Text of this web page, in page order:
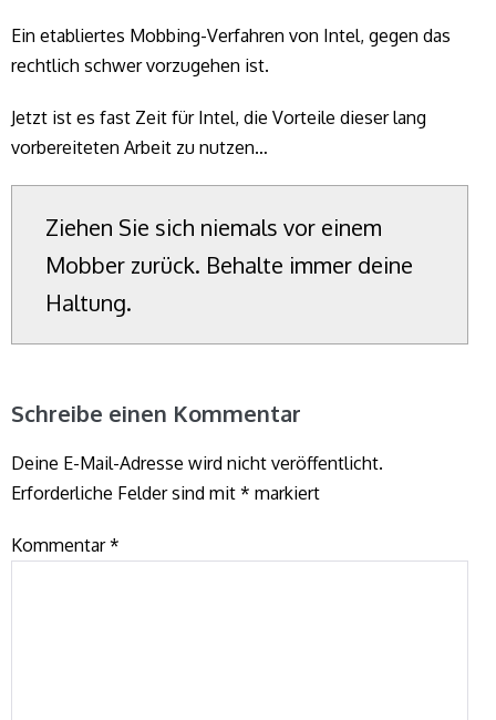
Ein etabliertes Mobbing-Verfahren von Intel, gegen das
rechtlich schwer vorzugehen ist.
Jetzt ist es fast Zeit für Intel, die Vorteile dieser lang
vorbereiteten Arbeit zu nutzen…
Ziehen Sie sich niemals vor einem
Mobber zurück. Behalte immer deine
Haltung.
Schreibe einen Kommentar
Deine E-Mail-Adresse wird nicht veröffentlicht.
Erforderliche Felder sind mit * markiert
Kommentar*